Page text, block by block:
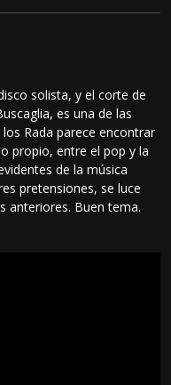
solista, y el corte de
es una de las
Rada parece encontrar
propio, entre el pop y la
de la música
pretensiones, se luce
anteriores. Buen tema.